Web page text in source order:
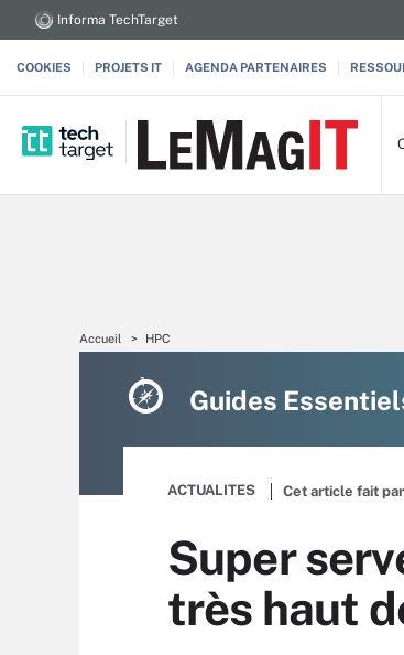
Informa TechTarget
COOKIES PROJETS IT AGENDA PARTENAIRES
Accueil HPC
Guides
ACTUALITES Cet article fait
Super
très haut